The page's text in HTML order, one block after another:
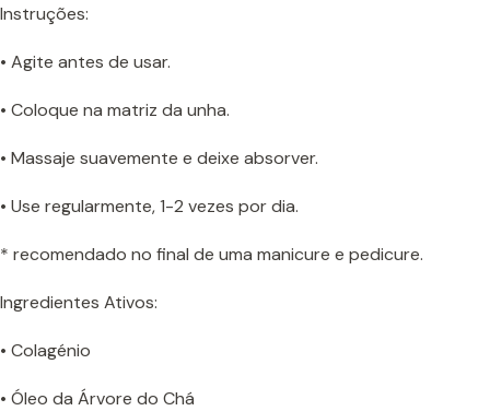
Instruções:
• Agite antes de usar.
• Coloque na matriz da unha.
• Massaje suavemente e deixe absorver.
• Use regularmente, 1-2 vezes por dia.
* recomendado no final de uma manicure e pedicure.
Ingredientes Ativos:
• Colagénio
• Óleo da Árvore do Chá